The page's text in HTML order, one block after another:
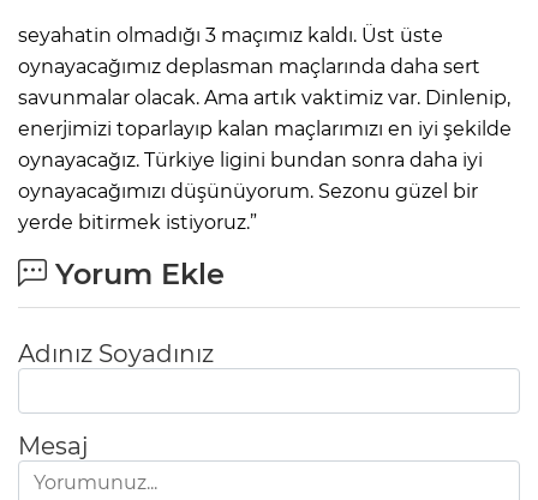
seyahatin olmadığı 3 maçımız kaldı. Üst üste
oynayacağımız deplasman maçlarında daha sert
savunmalar olacak. Ama artık vaktimiz var. Dinlenip,
enerjimizi toparlayıp kalan maçlarımızı en iyi şekilde
oynayacağız. Türkiye ligini bundan sonra daha iyi
oynayacağımızı düşünüyorum. Sezonu güzel bir
yerde bitirmek istiyoruz.”
Yorum Ekle
Adınız Soyadınız
Mesaj